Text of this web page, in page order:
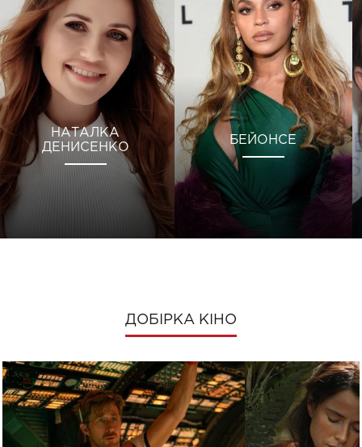
НАТАЛКА
ДЕНИСЕНКО
БЕЙОНСЕ
ДОБІРКА КІНО